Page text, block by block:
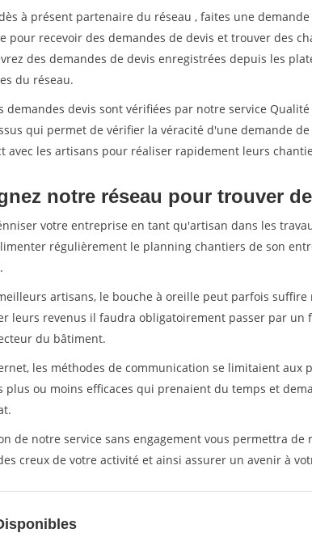
à présent partenaire du réseau , faites une
pour recevoir des demandes de devis et trouver des
des demandes de devis enregistrées depuis les
du réseau.
demandes devis sont vérifiées par notre service
qui permet de vérifier la véracité d'une demande
avec les artisans pour réaliser rapidement leurs
notre réseau pour trouver
votre entreprise en tant qu'artisan dans les
régulièrement le planning chantiers de son
artisans, le bouche à oreille peut parfois
leurs revenus il faudra obligatoirement passer par un
du bâtiment.
les méthodes de communication se limitaient aux
plus ou moins efficaces qui prenaient du temps et
de notre service sans engagement vous permettra de
creux de votre activité et ainsi assurer un avenir à